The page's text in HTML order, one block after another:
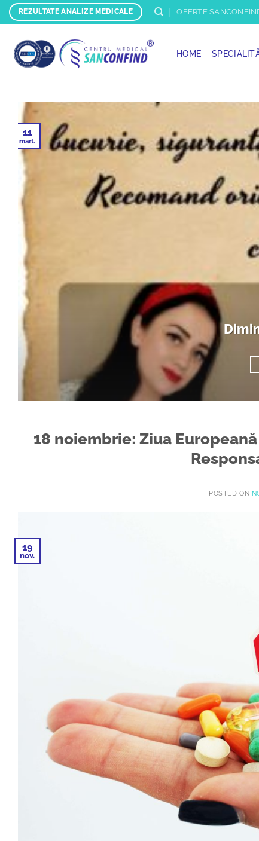
Skip
to
REZULTATE ANALIZE MEDICALE OFERTE
HOME
11
mart.
18 noiembrie: Ziua
POSTED ON
19
nov.